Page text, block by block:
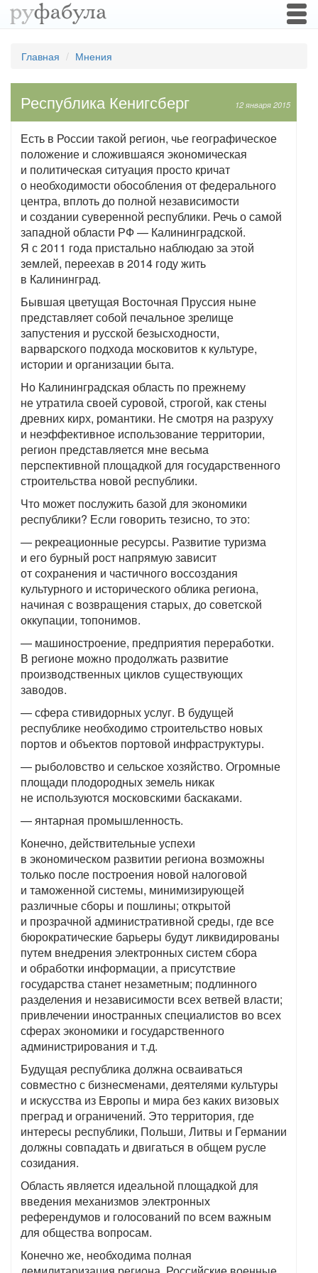
Главная Мнения
12 января 2015
Республика Кенигсберг
Есть в России такой регион, чье географическое
положение и сложившаяся экономическая
и политическая ситуация просто кричат
о необходимости обособления от федерального
центра, вплоть до полной независимости
и создании суверенной республики. Речь о самой
западной области РФ — Калининградской.
Я с 2011 года пристально наблюдаю за этой
землей, переехав в 2014 году жить
в Калининград.
Бывшая цветущая Восточная Пруссия ныне
представляет собой печальное зрелище
запустения и русской безысходности,
варварского подхода московитов к культуре,
истории и организации быта.
Но Калининградская область по прежнему
не утратила своей суровой, строгой, как стены
древних кирх, романтики. Не смотря на разруху
и неэффективное использование территории,
регион представляется мне весьма
перспективной площадкой для государственного
строительства новой республики.
Что может послужить базой для экономики
республики? Если говорить тезисно, то это:
— рекреационные ресурсы. Развитие туризма
и его бурный рост напрямую зависит
от сохранения и частичного воссоздания
культурного и исторического облика региона,
начиная с возвращения старых, до советской
оккупации, топонимов.
— машиностроение, предприятия переработки.
В регионе можно продолжать развитие
производственных циклов существующих
заводов.
— сфера стивидорных услуг. В будущей
республике необходимо строительство новых
портов и объектов портовой инфраструктуры.
— рыболовство и сельское хозяйство. Огромные
площади плодородных земель никак
не используются московскими баскаками.
— янтарная промышленность.
Конечно, действительные успехи
в экономическом развитии региона возможны
только после построения новой налоговой
и таможенной системы, минимизирующей
различные сборы и пошлины; открытой
и прозрачной административной среды, где все
бюрократические барьеры будут ликвидированы
путем внедрения электронных систем сбора
и обработки информации, а присутствие
государства станет незаметным; подлинного
разделения и независимости всех ветвей власти;
привлечении иностранных специалистов во всех
сферах экономики и государственного
администрирования и т.д.
Будущая республика должна осваиваться
совместно с бизнесменами, деятелями культуры
и искусства из Европы и мира без каких визовых
преград и ограничений. Это территория, где
интересы республики, Польши, Литвы и Германии
должны совпадать и двигаться в общем русле
созидания.
Область является идеальной площадкой для
введения механизмов электронных
референдумов и голосований по всем важным
для общества вопросам.
Конечно же, необходима полная